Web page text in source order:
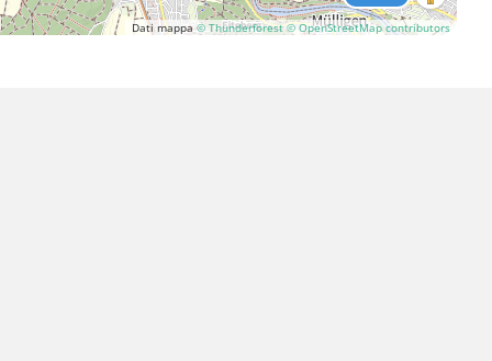
Dati mappa© Thunderforest © OpenStreetMap contributors